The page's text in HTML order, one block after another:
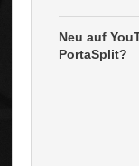
Neu auf
PortaSplit?